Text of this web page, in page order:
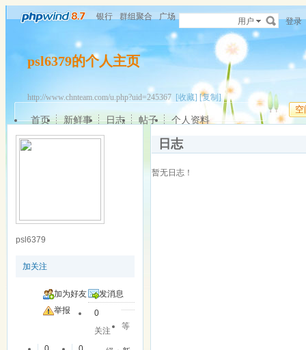
银行 群组聚合 广场 用户 登录
psl6379的个人主页
http://www.chnteam.com/u.php?uid=245367 [收藏] [复制]
空
首页 新鲜事 日志 帖子 个人资料
psl6379
加关注
加为好友
发消息
举报
0
关注
等
日志
暂无日志！